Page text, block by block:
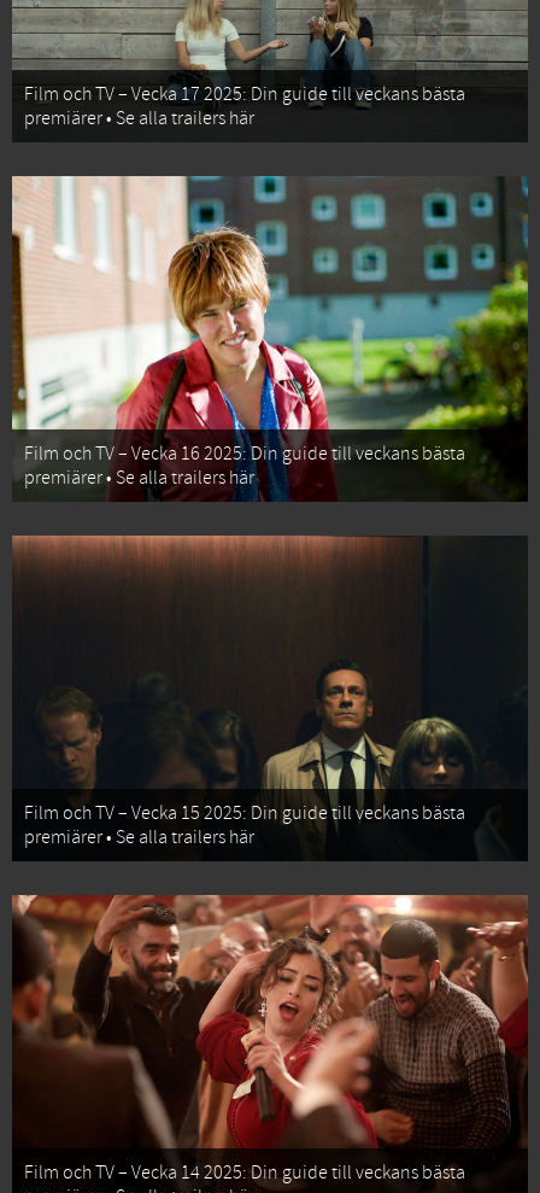
Film och TV – Vecka 17 2025: Din guide till veckans bästa
premiärer • Se alla trailers här
Film och TV – Vecka 16 2025: Din guide till veckans bästa
premiärer • Se alla trailers här
Film och TV – Vecka 15 2025: Din guide till veckans bästa
premiärer • Se alla trailers här
Film och TV – Vecka 14 2025: Din guide till veckans bästa